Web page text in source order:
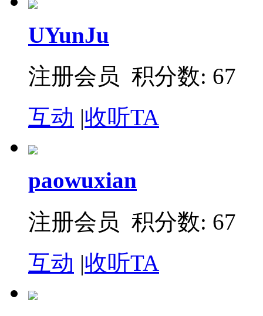
UYunJu
注册会员 积分数: 67
互动 |收听TA
paowuxian
注册会员 积分数: 67
互动 |收听TA